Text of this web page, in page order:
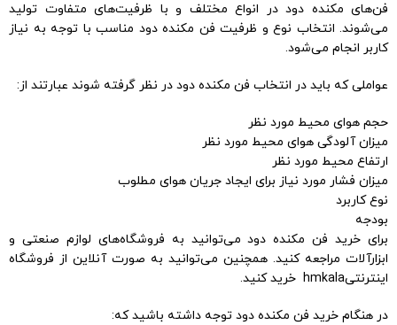
فن‌های مکنده دود در انواع مختلف و با ظرفیت‌های متفاوت تولید
می‌شوند. انتخاب نوع و ظرفیت فن مکنده دود مناسب با توجه به نیاز
کاربر انجام می‌شود.
عواملی که باید در انتخاب فن مکنده دود در نظر گرفته شوند عبارتند از:
حجم هوای محیط مورد نظر
میزان آلودگی هوای محیط مورد نظر
ارتفاع محیط مورد نظر
میزان فشار مورد نیاز برای ایجاد جریان هوای مطلوب
نوع کاربرد
بودجه
برای خرید فن مکنده دود می‌توانید به فروشگاه‌های لوازم صنعتی و
ابزارآلات مراجعه کنید. همچنین می‌توانید به صورت آنلاین از فروشگاه‌
اینترنتیhmkala خرید کنید.
در هنگام خرید فن مکنده دود توجه داشته باشید که: